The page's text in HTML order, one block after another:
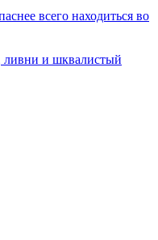
всего находиться во
ливни и шквалистый